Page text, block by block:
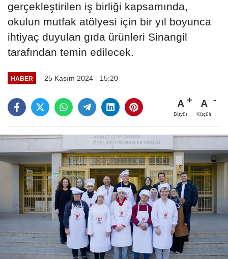
gerçekleştirilen iş birliği kapsamında,
okulun mutfak atölyesi için bir yıl boyunca
ihtiyaç duyulan gıda ürünleri Sinangil
tarafından temin edilecek.
HABER 25 Kasım 2024 - 15:20
A
Büyüt
A
Küçült